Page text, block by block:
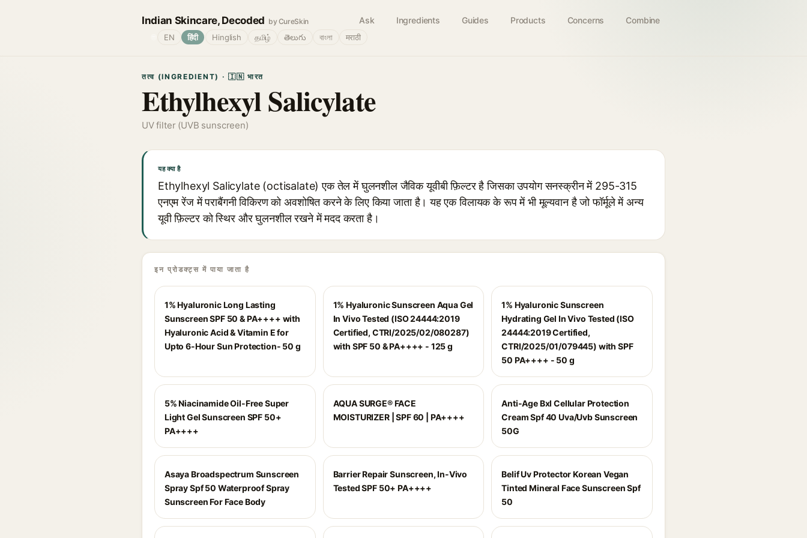
Indian Skincare, Decoded by CureSkin Ask Ingredients Guides Products Concerns Combine
EN हिंदी Hinglish தமிழ் తెలుగు বাংলা मराठी
तत्व (INGREDIENT) · 🇮🇳 भारत
Ethylhexyl Salicylate
UV filter (UVB sunscreen)
यह क्या है
Ethylhexyl Salicylate (octisalate) एक तेल में घुलनशील जैविक यूवीबी फ़िल्टर है जिसका उपयोग सनस्क्रीन में 295-315
एनएम रेंज में पराबैंगनी विकिरण को अवशोषित करने के लिए किया जाता है। यह एक विलायक के रूप में भी मूल्यवान है जो फॉर्मूले में अन्य
यूवी फ़िल्टर को स्थिर और घुलनशील रखने में मदद करता है।
इन प्रोडक्ट्स में पाया जाता है
1% Hyaluronic Long Lasting
Sunscreen SPF 50 & PA++++ with
Hyaluronic Acid & Vitamin E for
Upto 6-Hour Sun Protection- 50 g
1% Hyaluronic Sunscreen Aqua Gel
In Vivo Tested (ISO 24444:2019
Certified, CTRI/2025/02/080287)
with SPF 50 & PA++++ - 125 g
1% Hyaluronic Sunscreen
Hydrating Gel In Vivo Tested (ISO
24444:2019 Certified,
CTRI/2025/01/079445) with SPF
50 PA++++ - 50 g
5% Niacinamide Oil-Free Super
Light Gel Sunscreen SPF 50+
PA++++
AQUA SURGE® FACE
MOISTURIZER | SPF 60 | PA++++
Anti-Age Bxl Cellular Protection
Cream Spf 40 Uva/Uvb Sunscreen
50G
Asaya Broadspectrum Sunscreen
Spray Spf 50 Waterproof Spray
Sunscreen For Face Body
Barrier Repair Sunscreen, In-Vivo
Tested SPF 50+ PA++++
Belif Uv Protector Korean Vegan
Tinted Mineral Face Sunscreen Spf
50